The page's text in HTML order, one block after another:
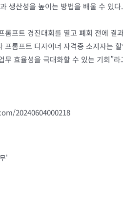
생산성을 높이는 방법을 배울 수 있다.
롬프트 경진대회를 열고 폐회 전에
프롬프트 디자이너 자격증 소지자는
무 효율성을 극대화할 수 있는 기회”라
20240604000218
'